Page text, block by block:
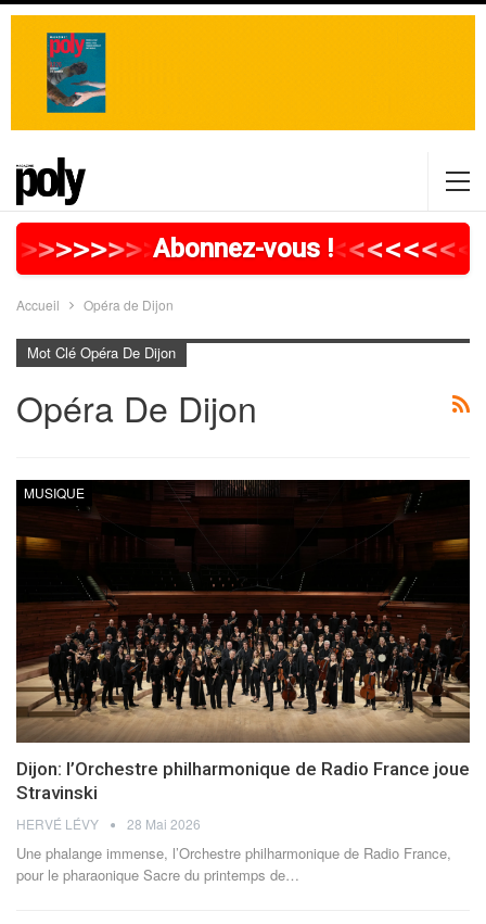
>>>>>>>>>>>>>>>>>
Abonnez-vous !
<<<<<<<<<
Accueil Opéra de Dijon
Mot Clé Opéra De Dijon
Opéra De Dijon
MUSIQUE
Dijon: l’Orchestre philharmonique de Radio France joue
Stravinski
HERVÉ LÉVY 28 Mai 2026
Une phalange immense, l’Orchestre philharmonique de Radio France,
pour le pharaonique Sacre du printemps de…